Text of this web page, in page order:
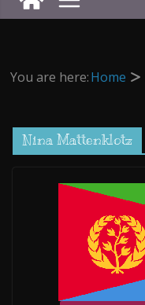
You are here:Home
Nina Mattenklotz